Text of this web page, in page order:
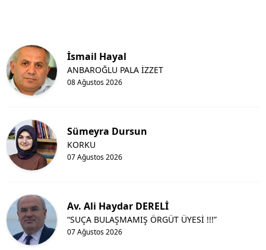
İsmail Hayal
08 Ağustos 2026
ANBAROĞLU PALA İZZET
Sümeyra Dursun
07 Ağustos 2026
KORKU
Av. Ali Haydar DERELİ
07 Ağustos 2026
“SUÇA BULAŞMAMIŞ ÖRGÜT ÜYESİ !!!”